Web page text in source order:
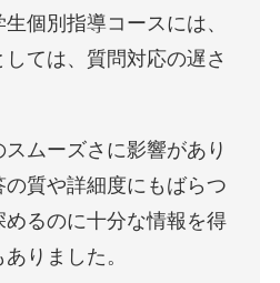
個別指導コースには、
ては、質問対応の遅さ
ムーズさに影響があり
の質や詳細度にもばらつ
めるのに十分な情報を得
りました。